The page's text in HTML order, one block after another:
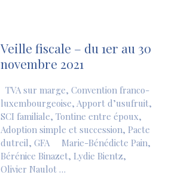
Veille fiscale – du 1er au 30
novembre 2021
TVA sur marge, Convention franco-
luxembourgeoise, Apport d’usufruit,
SCI familiale, Tontine entre époux,
Adoption simple et succession, Pacte
dutreil, GFA Marie-Bénédicte Pain,
Bérénice Binazet, Lydie Bientz,
Olivier Naulot …